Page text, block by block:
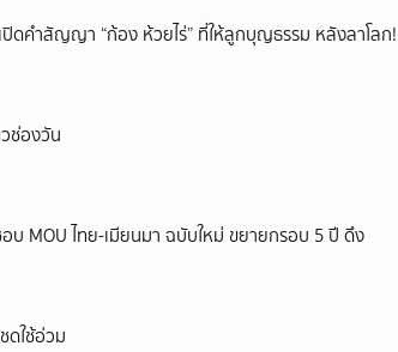
ดคำสัญญา “ก้อง ห้วยไร่” ที่ให้ลูกบุญธรรม หลังลาโลก!
ช่องวัน
บ MOU ไทย-เมียนมา ฉบับใหม่ ขยายกรอบ 5 ปี ดึง
ใช้อ่วม